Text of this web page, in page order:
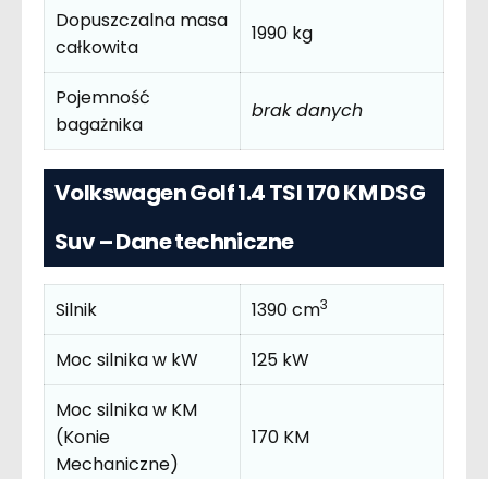
Dopuszczalna masa
całkowita
1990 kg
Pojemność
bagażnika
brak danych
Volkswagen Golf 1.4 TSI 170 KM DSG
Suv – Dane techniczne
Silnik 1390 cm3
Moc silnika w kW
125 kW
Moc silnika w KM
(Konie
Mechaniczne)
170 KM